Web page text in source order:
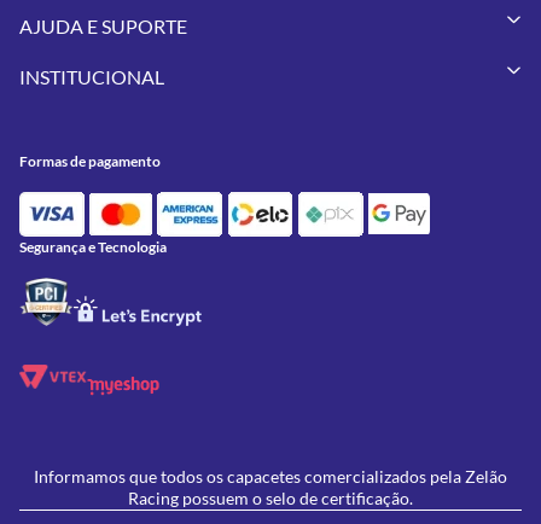
Vestuários
Pneus
Utilidades
Feminino
Lançamentos
AJUDA E SUPORTE
Meus Pedidos
Política de Privacidade
Política de Campanhas e promoções
INSTITUCIONAL
Contato
Oficina/Serviços
Formas de pagamento
Segurança e Tecnologia
Informamos que todos os capacetes comercializados pela Zelão
Racing possuem o selo de certificação.